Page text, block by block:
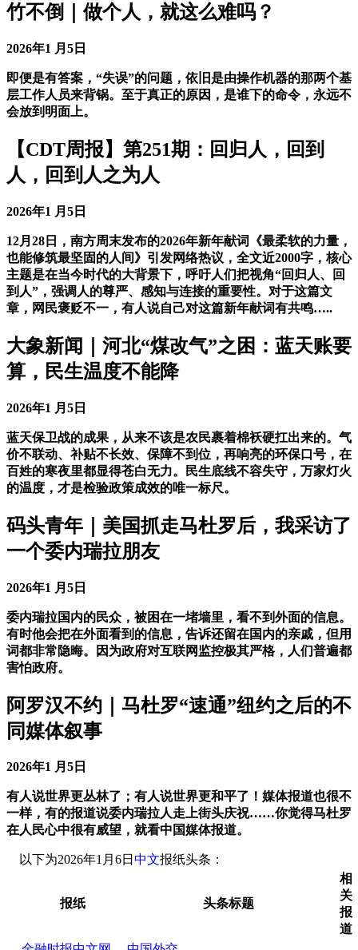
竹不倒｜做个人，就这么难吗？
2026年1 月5日
即便是有答案，“失误”的问题，依旧是由操作机器的那两个基
层工作人员来背锅。至于真正的原因，是谁下的命令，永远不
会放到明面上。
【CDT周报】第251期：回归人，回到
人，回到人之为人
2026年1 月5日
12月28日，南方周末发布的2026年新年献词《最柔软的力量，
也能修筑最坚固的人间》引发网络热议，全文近2000字，核心
主题是在当今时代的大背景下，呼吁人们把视角“回归人、回
到人”，强调人的尊严、感知与连接的重要性。对于这篇文
章，网民褒贬不一，有人说自己对这篇新年献词有共鸣…..
大象新闻｜河北“煤改气”之困：蓝天账要
算，民生温度不能降
2026年1 月5日
蓝天保卫战的成果，从来不该是农民裹着棉袄硬扛出来的。气
价不联动、补贴不长效、保障不到位，再响亮的环保口号，在
百姓的寒夜里都显得苍白无力。民生底线不容失守，万家灯火
的温度，才是检验政策成效的唯一标尺。
码头青年｜美国抓走马杜罗后，我采访了
一个委内瑞拉朋友
2026年1 月5日
委内瑞拉国内的民众，被困在一堵墙里，看不到外面的信息。
有时他会把在外面看到的信息，告诉还留在国内的亲戚，但用
词都非常隐晦。因为政府对互联网监控极其严格，人们普遍都
害怕政府。
阿罗汉不约｜马杜罗“速通”纽约之后的不
同媒体叙事
2026年1 月5日
有人说世界更丛林了；有人说世界更和平了！媒体报道也很不
一样，有的报道说委内瑞拉人走上街头庆祝……你觉得马杜罗
在人民心中很有威望，就看中国媒体报道。
以下为2026年1月6日 中文报纸头条：
报纸 头条标题
相
关
报
道